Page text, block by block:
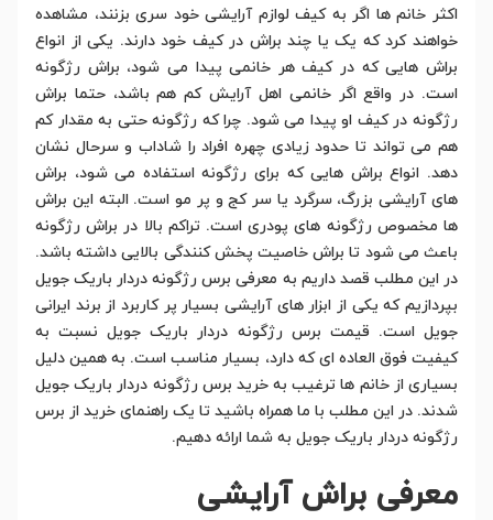
اکثر خانم ها اگر به کیف لوازم آرایشی خود سری بزنند، مشاهده
خواهند کرد که یک یا چند براش در کیف خود دارند. یکی از انواع
براش هایی که در کیف هر خانمی پیدا می شود، براش رژگونه
است. در واقع اگر خانمی اهل آرایش کم هم باشد، حتما براش
رژگونه در کیف او پیدا می شود. چرا که رژگونه حتی به مقدار کم
هم می تواند تا حدود زیادی چهره افراد را شاداب و سرحال نشان
دهد. انواع براش هایی که برای رژگونه استفاده می شود، براش
های آرایشی بزرگ، سرگرد یا سر کج و پر مو است. البته این براش
ها مخصوص رژگونه های پودری است. تراکم بالا در براش رژگونه
باعث می شود تا براش خاصیت پخش کنندگی بالایی داشته باشد.
در این مطلب قصد داریم به معرفی برس رژگونه دردار باریک جویل
بپردازیم که یکی از ابزار های آرایشی بسیار پر کاربرد از برند ایرانی
جویل است. قیمت برس رژگونه دردار باریک جویل نسبت به
کیفیت فوق العاده ای که دارد، بسیار مناسب است. به همین دلیل
بسیاری از خانم ها ترغیب به خرید برس رژگونه دردار باریک جویل
شدند. در این مطلب با ما همراه باشید تا یک راهنمای خرید از برس
رژگونه دردار باریک جویل به شما ارائه دهیم.
معرفی براش آرایشی